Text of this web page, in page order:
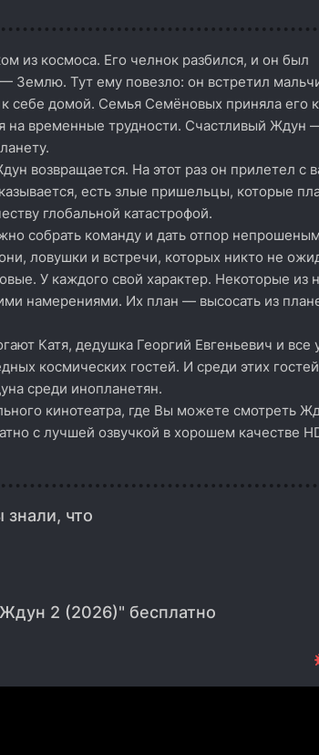
из космоса. Его челнок разбился, и он был
Землю. Тут ему повезло: он встретил
себе домой. Семья Семёновых приняла его
на временные трудности. Счастливый Ждун
возвращается. На этот раз он прилетел с
есть злые пришельцы, которые
глобальной катастрофой.
собрать команду и дать отпор
ловушки и встречи, которых никто не
У каждого свой характер. Некоторые из
намерениями. Их план — высосать из
Катя, дедушка Георгий Евгеньевич и все
космических гостей. И среди этих гостей
среди инопланетян.
кинотеатра, где Вы можете смотреть
с лучшей озвучкой в хорошем качестве
знали, что
2 (2026)" бесплатно